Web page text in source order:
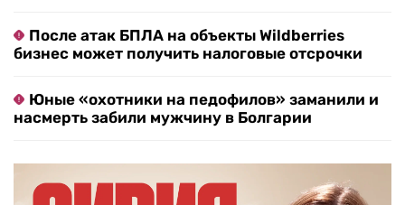
После атак БПЛА на объекты Wildberries
бизнес может получить налоговые отсрочки
Юные «охотники на педофилов» заманили и
насмерть забили мужчину в Болгарии